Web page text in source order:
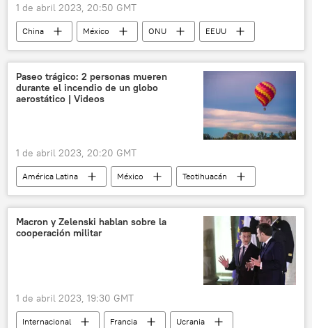
1 de abril 2023, 20:50 GMT
China México ONU
EEUU
Todd Robinson
Internacional
Fentanilo
Paseo trágico: 2 personas mueren
durante el incendio de un globo
aerostático | Videos
1 de abril 2023, 20:20 GMT
América Latina México
Teotihuacán
Estado de México
Macron y Zelenski hablan sobre la
cooperación militar
1 de abril 2023, 19:30 GMT
Internacional Francia
Ucrania